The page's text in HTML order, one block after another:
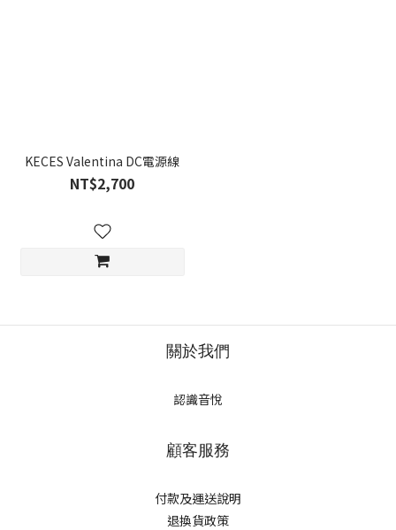
KECES Valentina DC電源線
NT$2,700
關於我們
認識音悅
顧客服務
付款及運送說明
退換貨政策